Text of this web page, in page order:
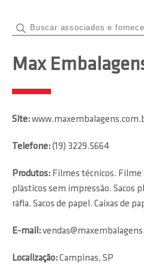
Max
Site:
Telefone:(19) 3229.5664
Produtos: Filmes técnicos. Filme
plásticos sem impressão. Sacos
ráfia. Sacos de papel. Caixas de
E-mail:
Localização:Campinas, SP